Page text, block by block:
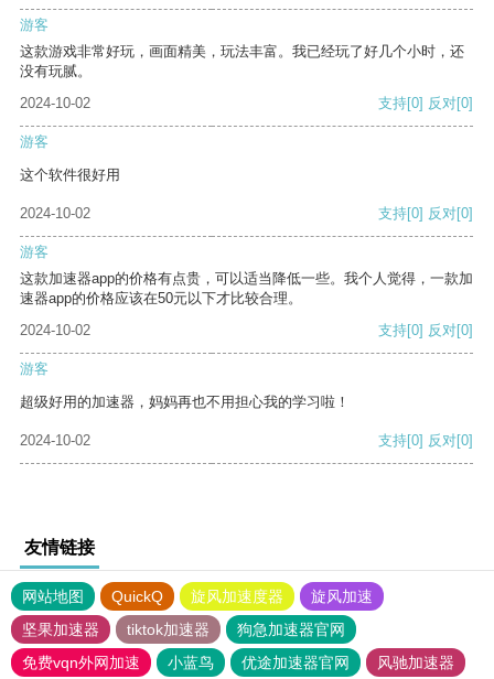
游客
这款游戏非常好玩，画面精美，玩法丰富。我已经玩了好几个小时，还
没有玩腻。
2024-10-02
支持[0] 反对[0]
游客
这个软件很好用
2024-10-02 支持[0] 反对[0]
游客
这款加速器app的价格有点贵，可以适当降低一些。我个人觉得，一款加
速器app的价格应该在50元以下才比较合理。
2024-10-02
支持[0] 反对[0]
游客
超级好用的加速器，妈妈再也不用担心我的学习啦！
2024-10-02 支持[0] 反对[0]
友情链接
网站地图 QuickQ 旋风加速度器
旋风加速
坚果加速器
tiktok加速器
狗急加速器官网
免费vqn外网加速
小蓝鸟 优途加速器官网
风驰加速器